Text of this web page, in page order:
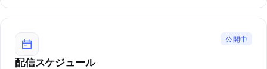
公開中
配信スケジュール